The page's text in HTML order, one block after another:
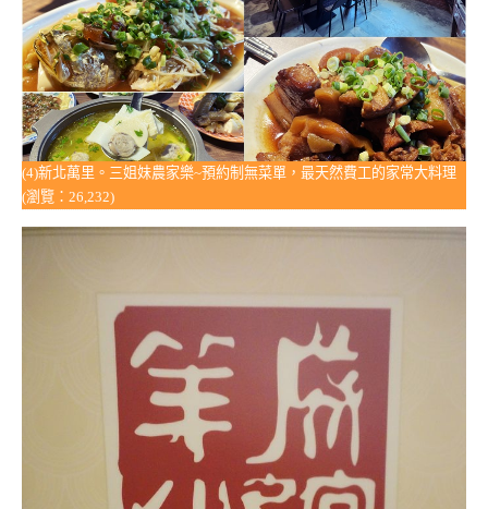
(4)新北萬里。三姐妹農家樂~預約制無菜單，最天然費工的家常大料理
(瀏覽：26,232)